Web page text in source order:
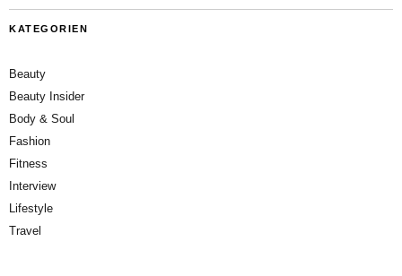
KATEGORIEN
Beauty
Beauty Insider
Body & Soul
Fashion
Fitness
Interview
Lifestyle
Travel